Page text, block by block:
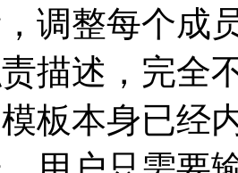
调整每个成
描述，完全
板本身已经